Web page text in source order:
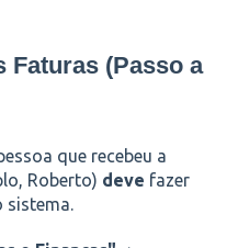
Faturas (Passo a
que recebeu a
Roberto) deve fazer
sistema.